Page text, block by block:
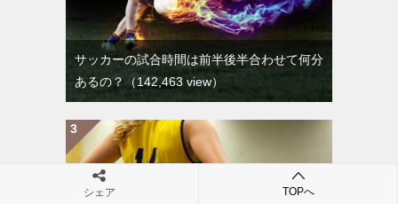
サッカーの試合時間は前半後半合わせて何分
あるの？
（142,463 view）
シェア TOPへ